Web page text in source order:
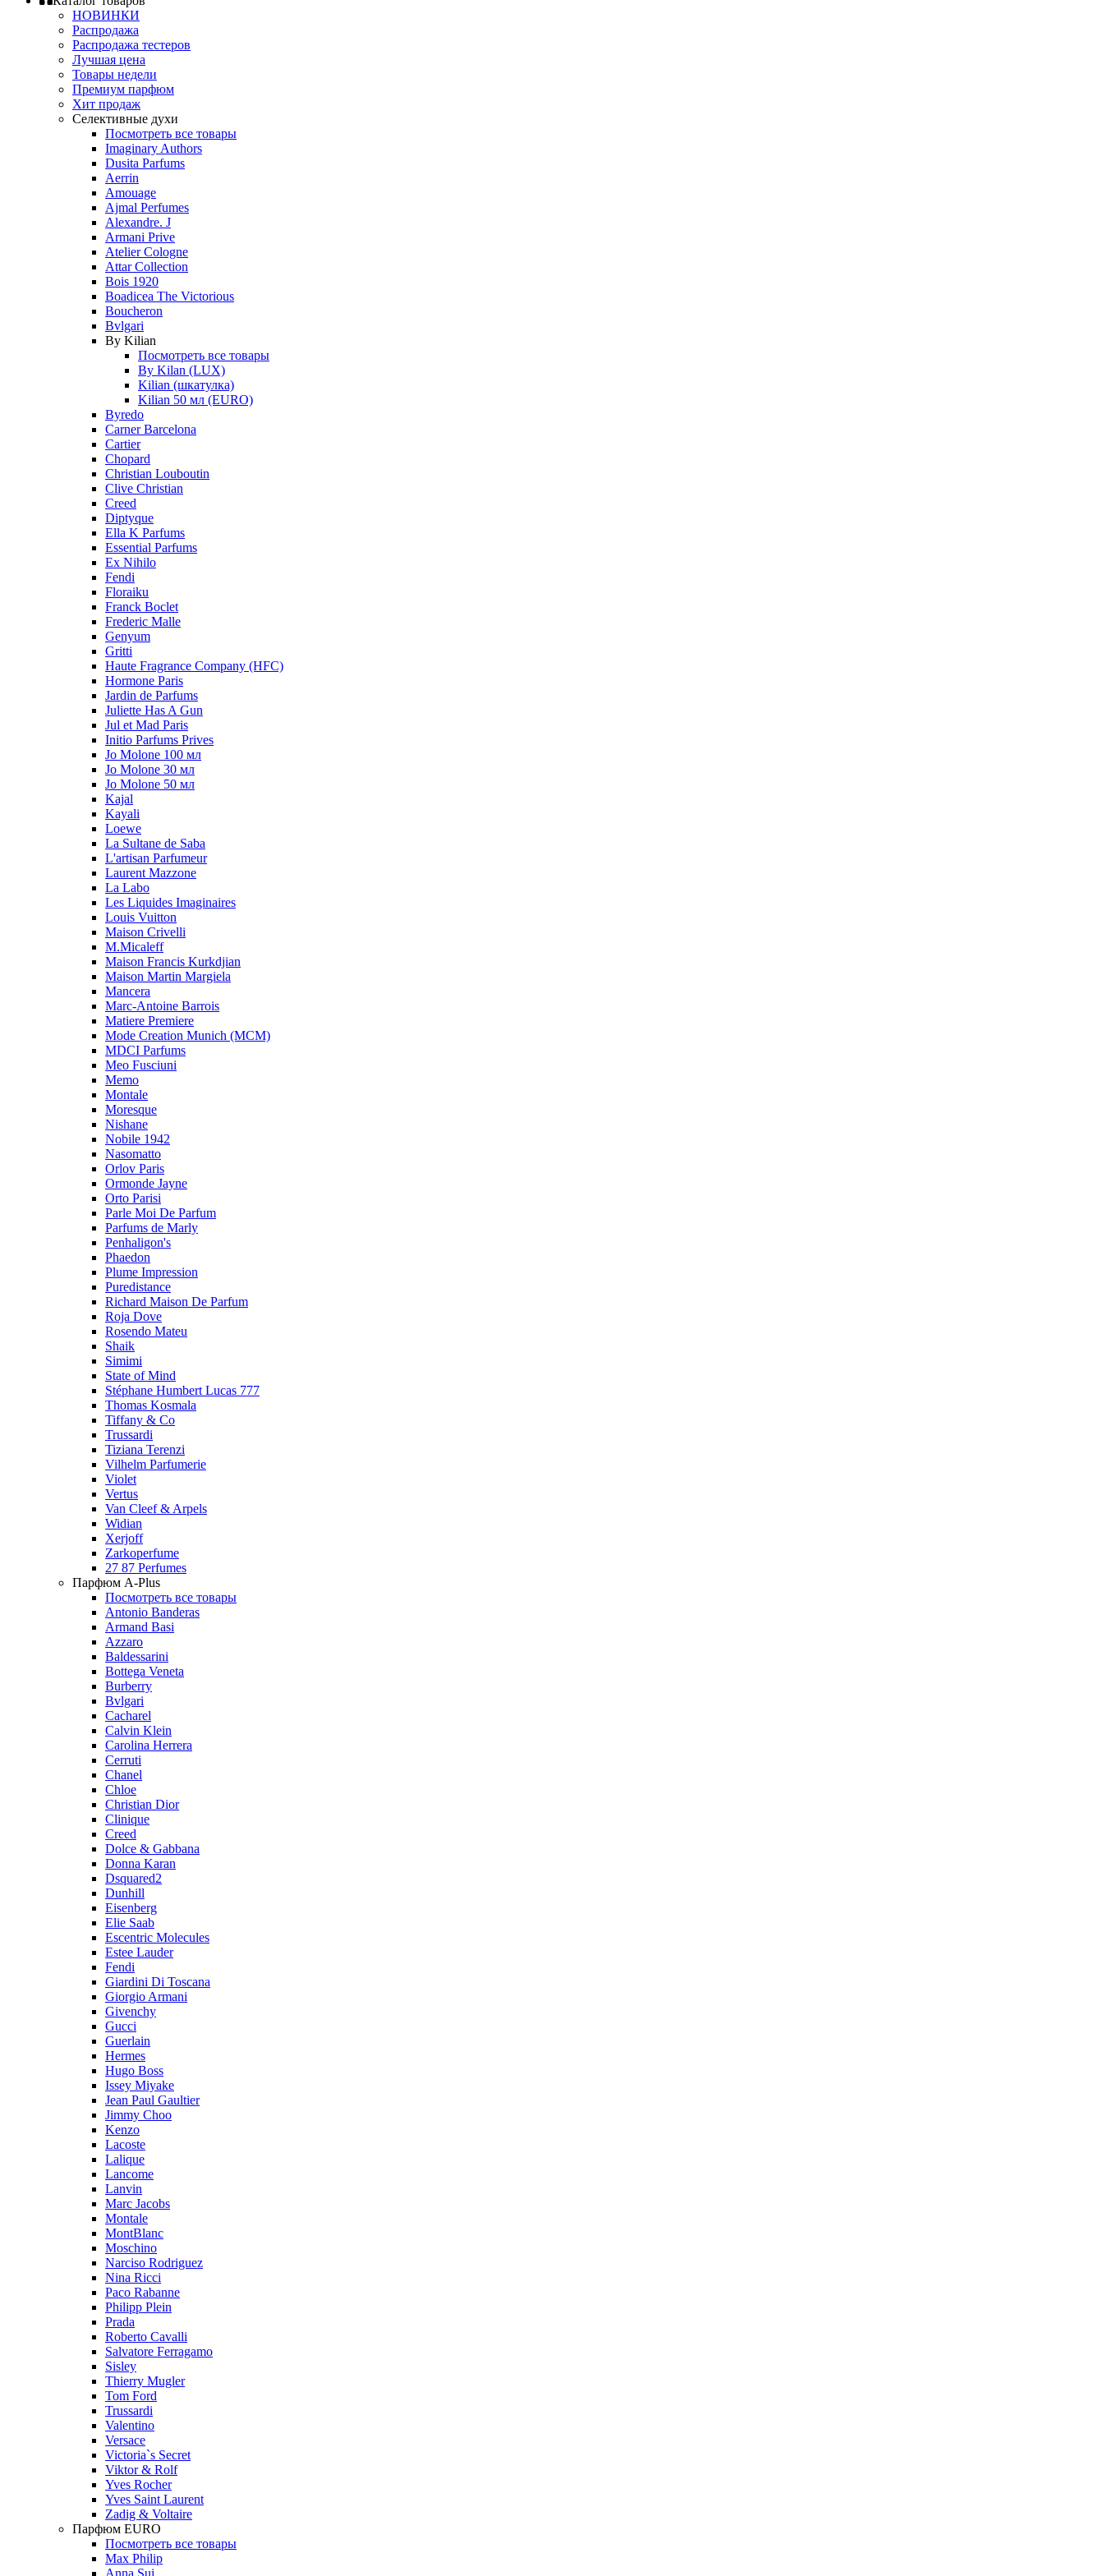
НОВИНКИ
Распродажа
Распродажа тестеров
Лучшая цена
Товары недели
Премиум парфюм
Хит продаж
Селективные духи
Посмотреть все товары
Imaginary Authors
Dusita Parfums
Aerrin
Amouage
Ajmal Perfumes
Alexandre. J
Armani Prive
Atelier Cologne
Attar Collection
Bois 1920
Boadicea The Victorious
Boucheron
Bvlgari
By Kilian
Посмотреть все товары
By Kilan (LUX)
Kilian (шкатулка)
Kilian 50 мл (EURO)
Byredo
Carner Barcelona
Cartier
Chopard
Christian Louboutin
Clive Christian
Creed
Diptyque
Ella K Parfums
Essential Parfums
Ex Nihilo
Fendi
Floraiku
Franck Boclet
Frederic Malle
Genyum
Gritti
Haute Fragrance Company (HFC)
Hormone Paris
Jardin de Parfums
Juliette Has A Gun
Jul et Mad Paris
Initio Parfums Prives
Jo Molone 100 мл
Jo Molone 30 мл
Jo Molone 50 мл
Kajal
Kayali
Loewe
La Sultane de Saba
L'artisan Parfumeur
Laurent Mazzone
La Labo
Les Liquides Imaginaires
Louis Vuitton
Maison Crivelli
M.Micaleff
Maison Francis Kurkdjian
Maison Martin Margiela
Mancera
Marc-Antoine Barrois
Matiere Premiere
Mode Creation Munich (MCM)
MDCI Parfums
Meo Fusciuni
Memo
Montale
Moresque
Nishane
Nobile 1942
Nasomatto
Orlov Paris
Ormonde Jayne
Orto Parisi
Parle Moi De Parfum
Parfums de Marly
Penhaligon's
Phaedon
Plume Impression
Puredistance
Richard Maison De Parfum
Roja Dove
Rosendo Mateu
Shaik
Simimi
State of Mind
Stéphane Humbert Lucas 777
Thomas Kosmala
Tiffany & Co
Trussardi
Tiziana Terenzi
Vilhelm Parfumerie
Violet
Vertus
Van Cleef & Arpels
Widian
Xerjoff
Zarkoperfume
27 87 Perfumes
Парфюм A-Plus
Посмотреть все товары
Antonio Banderas
Armand Basi
Azzaro
Baldessarini
Bottega Veneta
Burberry
Bvlgari
Cacharel
Calvin Klein
Carolina Herrera
Cerruti
Chanel
Chloe
Christian Dior
Clinique
Creed
Dolce & Gabbana
Donna Karan
Dsquared2
Dunhill
Eisenberg
Elie Saab
Escentric Molecules
Estee Lauder
Fendi
Giardini Di Toscana
Giorgio Armani
Givenchy
Gucci
Guerlain
Hermes
Hugo Boss
Issey Miyake
Jean Paul Gaultier
Jimmy Choo
Kenzo
Lacoste
Lalique
Lancome
Lanvin
Marc Jacobs
Montale
MontBlanc
Moschino
Narciso Rodriguez
Nina Ricci
Paco Rabanne
Philipp Plein
Prada
Roberto Cavalli
Salvatore Ferragamo
Sisley
Thierry Mugler
Tom Ford
Trussardi
Valentino
Versace
Victoria`s Secret
Viktor & Rolf
Yves Rocher
Yves Saint Laurent
Zadig & Voltaire
Парфюм EURO
Посмотреть все товары
Max Philip
Anna Sui